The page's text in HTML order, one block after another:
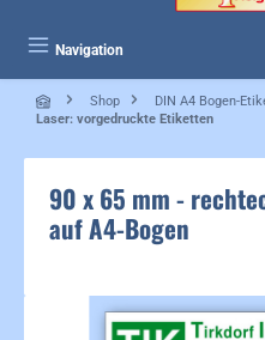
Navigation
Shop DIN A4 Bogen-
Laser: vorgedruckte Etiketten
90 x 65 mm -
auf A4-Bogen